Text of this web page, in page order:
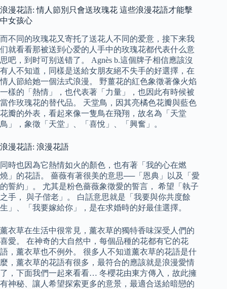
浪漫花語: 情人節別只會送玫瑰花 這些浪漫花語才能擊
中女孩心
而不同的玫瑰花又寄托了送花人不同的爱意，接下来我
们就看看那被送到心爱的人手中的玫瑰花都代表什么意
思吧，到时可别送错了。 Agnès b.這個牌子相信應該沒
有人不知道，同樣是送給女朋友絕不失手的好選擇，在
情人節給她一個法式浪漫。 野薑花的紅色象徵著像火焰
一樣的「熱情」，也代表著「力量」，也因此有時候被
當作玫瑰花的替代品。 天堂鳥，因其亮橘色花瓣與藍色
花瓣的外表，看起來像一隻鳥在飛翔，故名為「天堂
鳥」，象徵「天堂」、「喜悅」、「興奮」。
浪漫花語: 浪漫花語
同時也因為它熱情如火的顏色，也有著「我的心在燃
燒」的花語。 薔薇有著很美的意思──「恩典」以及「愛
的誓約」。 尤其是粉色薔薇象徵愛的誓言， 希望「執子
之手， 與子偕老」。 白話意思就是「我要與你共度餘
生」、「我要嫁給你」，是在求婚時的好最佳選擇。
薰衣草在生活中很常見，薰衣草的獨特香味深受人們的
喜愛。 在神奇的大自然中，每個品種的花都有它的花
語，薰衣草也不例外。 很多人不知道薰衣草的花語是什
麼，薰衣草的花語有很多，最符合的應該就是浪漫愛情
了，下面我們一起來看看… 冬櫻花由東方傳入，故此擁
有神秘、讓人希望探索更多的意景，最適合送給暗戀的